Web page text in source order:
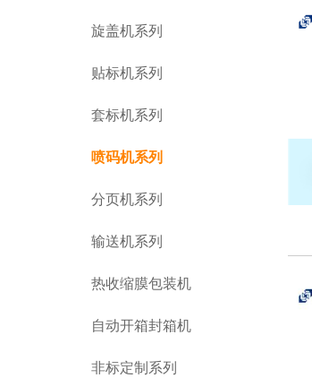
旋盖机系列
贴标机系列
套标机系列
喷码机系列
分页机系列
输送机系列
热收缩膜包装机
自动开箱封箱机
非标定制系列